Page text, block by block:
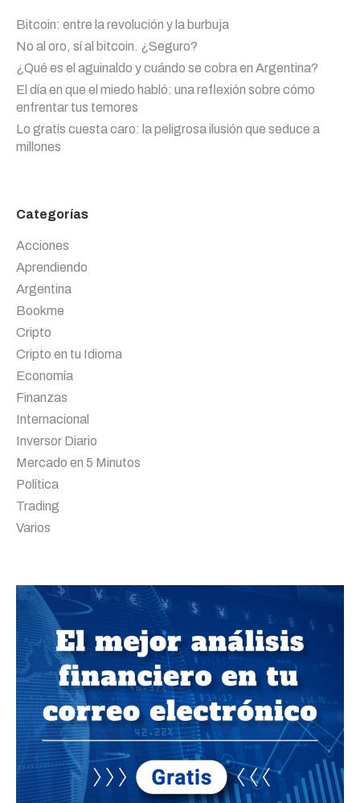
Bitcoin: entre la revolución y la burbuja
No al oro, sí al bitcoin. ¿Seguro?
¿Qué es el aguinaldo y cuándo se cobra en Argentina?
El día en que el miedo habló: una reflexión sobre cómo
enfrentar tus temores
Lo gratis cuesta caro: la peligrosa ilusión que seduce a
millones
Categorías
Acciones
Aprendiendo
Argentina
Bookme
Cripto
Cripto en tu Idioma
Economía
Finanzas
Internacional
Inversor Diario
Mercado en 5 Minutos
Política
Trading
Varios